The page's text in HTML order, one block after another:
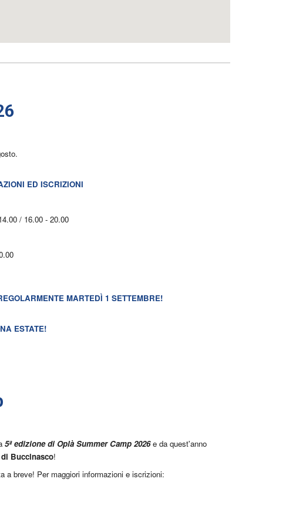
ED ISCRIZIONI
/ 16.00 - 20.00
MARTEDÌ 1 SETTEMBRE!
ESTATE!
5ª edizione di Oplà Summer Camp 2026e da quest'anno
Buccinasco!
a breve! Per maggiori informazioni e iscrizioni: